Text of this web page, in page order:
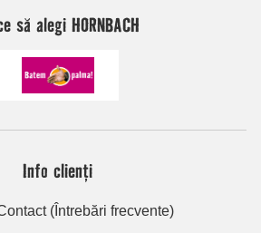
să alegi HORNBACH
Info clienți
(Întrebări frecvente)